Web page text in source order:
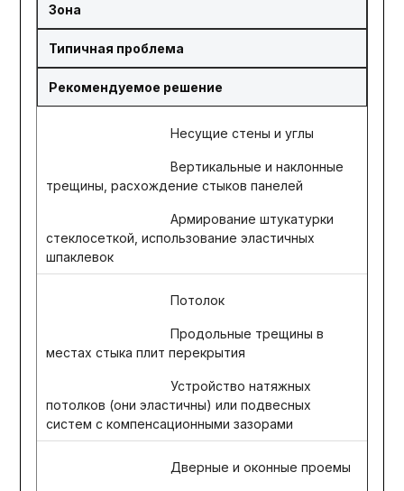
Зона
Типичная проблема
Рекомендуемое решение
Несущие стены и углы
Вертикальные и наклонные
трещины, расхождение стыков панелей
Армирование штукатурки
стеклосеткой, использование эластичных
шпаклевок
Потолок
Продольные трещины в
местах стыка плит перекрытия
Устройство натяжных
потолков (они эластичны) или подвесных
систем с компенсационными зазорами
Дверные и оконные проемы